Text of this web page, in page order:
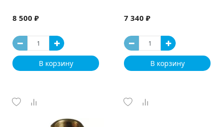
8 500 ₽
В корзину
7 340 ₽
В корзину